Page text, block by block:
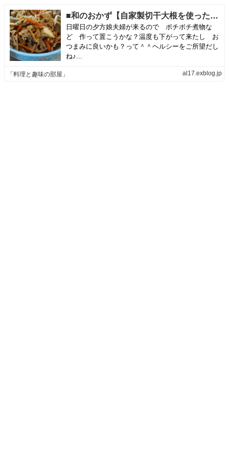
■和のおかず【自家製切干大根を使った ８品目の切り干し大根の甘辛煮】味わいほっこり～♪ | 「料理と趣味の部屋」
日曜日の夕方娘夫婦が来るので ボチボチ煮物な
ど 作って置こうかな？温度も下がって来たし お
つまみに良いかも？って＾＾ヘルシーをご所望だし
ね♪...
「料理と趣味の部屋」 al17.exblog.jp